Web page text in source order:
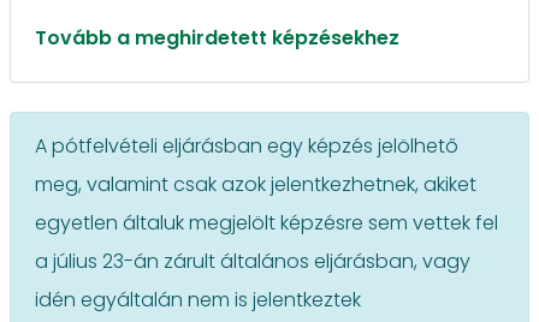
Tovább a meghirdetett képzésekhez
A pótfelvételi eljárásban egy képzés jelölhető
meg, valamint csak azok jelentkezhetnek, akiket
egyetlen általuk megjelölt képzésre sem vettek fel
a július 23-án zárult általános eljárásban, vagy
idén egyáltalán nem is jelentkeztek